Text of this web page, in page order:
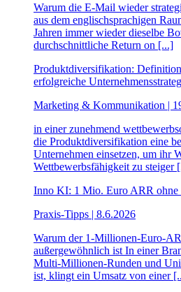
Warum die E-Mail wieder
aus dem englischsprachigen
Jahren immer wieder dieselbe
durchschnittliche Return on [...]
Produktdiversifikation:
erfolgreiche
Marketing & Kommunikation |
in einer zunehmend
die Produktdiversifikation eine
Unternehmen einsetzen, um ihr
Wettbewerbsfähigkeit zu steiger
Inno KI: 1 Mio. Euro ARR ohne
Praxis-Tipps | 8.6.2026
Warum der 1-Millionen-Euro-
außergewöhnlich ist In einer
Multi-Millionen-Runden und
ist, klingt ein Umsatz von einer